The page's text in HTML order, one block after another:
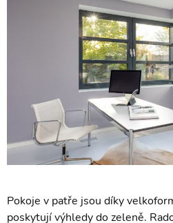
Pokoje v patře jsou díky
poskytují výhledy do zeleně.